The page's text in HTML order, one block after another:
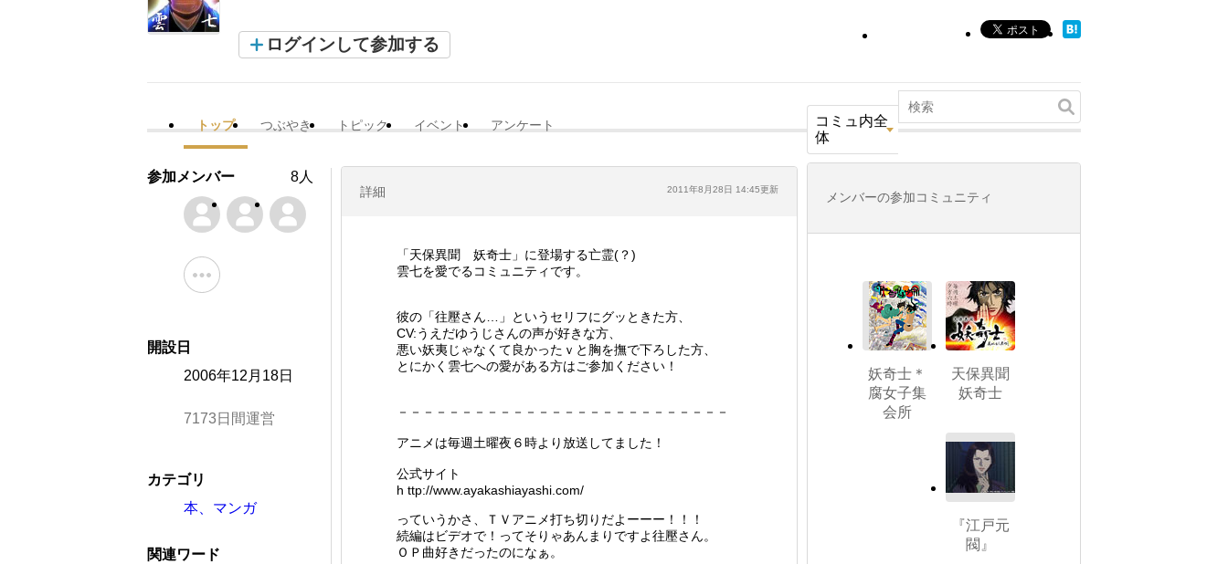
ログインして参加する
トップ つぶやき トピック イベント アンケート
コミュ内全
体
詳細 2011年8月28日 14:45更新
「天保異聞 妖奇士」に登場する亡霊(？)
雲七を愛でるコミュニティです。
彼の「往壓さん…」というセリフにグッときた方、
CV:うえだゆうじさんの声が好きな方、
悪い妖夷じゃなくて良かったｖと胸を撫で下ろした方、
とにかく雲七への愛がある方はご参加ください！
－－－－－－－－－－－－－－－－－－－－－－－－－－
アニメは毎週土曜夜６時より放送してました！
公式サイト
h ttp://www.ayakashiayashi.com/
っていうかさ、ＴＶアニメ打ち切りだよーーー！！！
続編はビデオで！ってそりゃあんまりですよ往壓さん。
ＯＰ曲好きだったのになぁ。
参加メンバー 8人
開設日
2006年12月18日
7173日間運営
カテゴリ
本、マンガ
関連ワード
メンバーの参加コミュニティ
妖奇士＊
腐女子集
会所
天保異聞
妖奇士
『江戸元
閥』